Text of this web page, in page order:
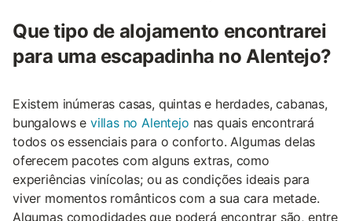
Que tipo de alojamento encontrarei
para uma escapadinha no Alentejo?
Existem inúmeras casas, quintas e herdades, cabanas,
bungalows e villas no Alentejo nas quais encontrará
todos os essenciais para o conforto. Algumas delas
oferecem pacotes com alguns extras, como
experiências vinícolas; ou as condições ideais para
viver momentos românticos com a sua cara metade.
Algumas comodidades que poderá encontrar são, entre